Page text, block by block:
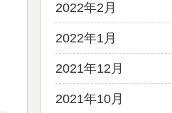
2022年2月
2022年1月
2021年12月
2021年10月